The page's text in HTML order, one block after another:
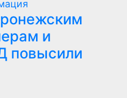
и
повысили